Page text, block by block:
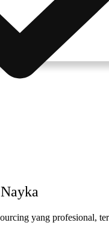
yang profesional,